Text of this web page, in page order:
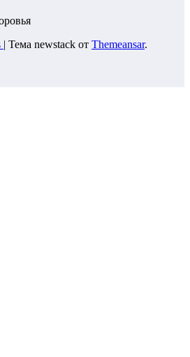
| Тема newstack от Themeansar.